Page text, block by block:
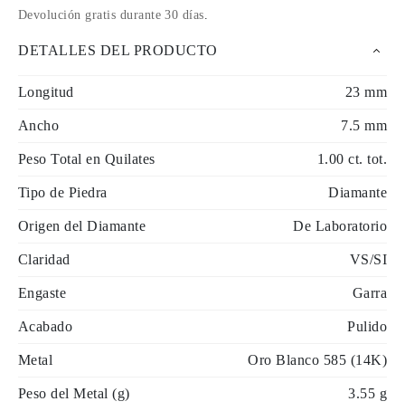
Devolución gratis durante 30 días.
DETALLES DEL PRODUCTO
Longitud 23 mm
Ancho 7.5 mm
Peso Total en Quilates 1.00 ct. tot.
Tipo de Piedra Diamante
Origen del Diamante De Laboratorio
Claridad VS/SI
Engaste Garra
Acabado Pulido
Metal Oro Blanco 585 (14K)
Peso del Metal (g) 3.55 g